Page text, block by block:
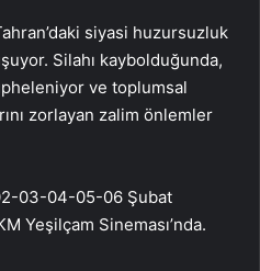
siyasi huzursuzluk
Silahı kaybolduğunda,
ve toplumsal
zorlayan zalim önlemler
03-04-05-06 Şubat
Yeşilçam Sineması’nda.